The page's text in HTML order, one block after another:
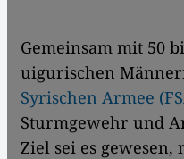
Gemeinsam mit 50
uigurischen
Syrischen Armee
Sturmgewehr und
Ziel sei es gewesen,